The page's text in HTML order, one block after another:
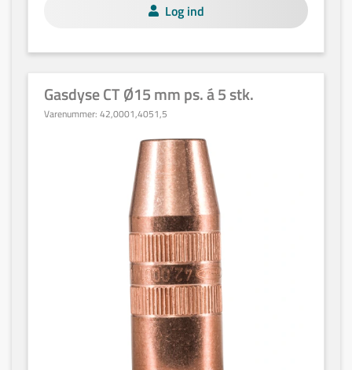
Log ind
Gasdyse CT Ø15 mm ps. á 5 stk.
Varenummer: 42,0001,4051,5